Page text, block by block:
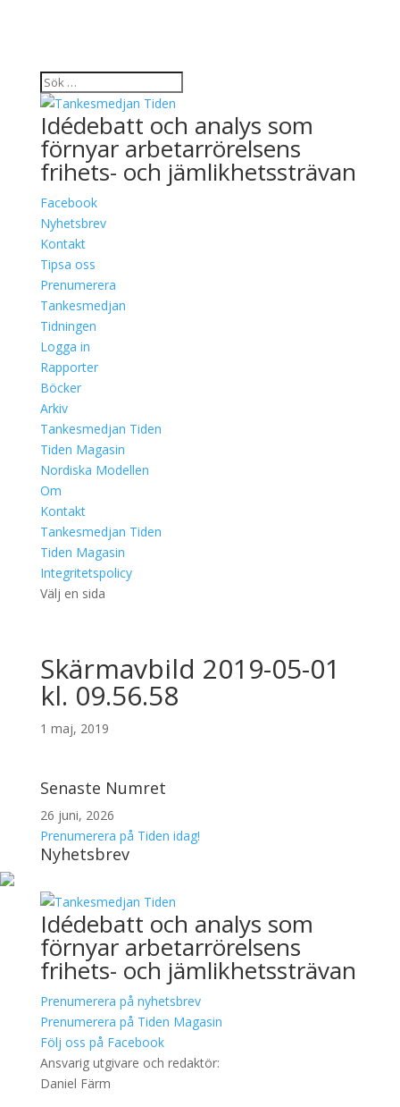
Idédebatt och analys som
förnyar arbetarrörelsens
frihets- och jämlikhetssträvan
Facebook
Nyhetsbrev
Kontakt
Tipsa oss
Prenumerera
Tankesmedjan
Tidningen
Logga in
Rapporter
Böcker
Arkiv
Tankesmedjan Tiden
Tiden Magasin
Nordiska Modellen
Om
Kontakt
Tankesmedjan Tiden
Tiden Magasin
Integritetspolicy
Välj en sida
Skärmavbild 2019-05-01
kl. 09.56.58
1 maj, 2019
Senaste Numret
26 juni, 2026
Prenumerera på Tiden idag!
Nyhetsbrev
Idédebatt och analys som
förnyar arbetarrörelsens
frihets- och jämlikhetssträvan
Prenumerera på nyhetsbrev
Prenumerera på Tiden Magasin
Följ oss på Facebook
Ansvarig utgivare och redaktör:
Daniel Färm